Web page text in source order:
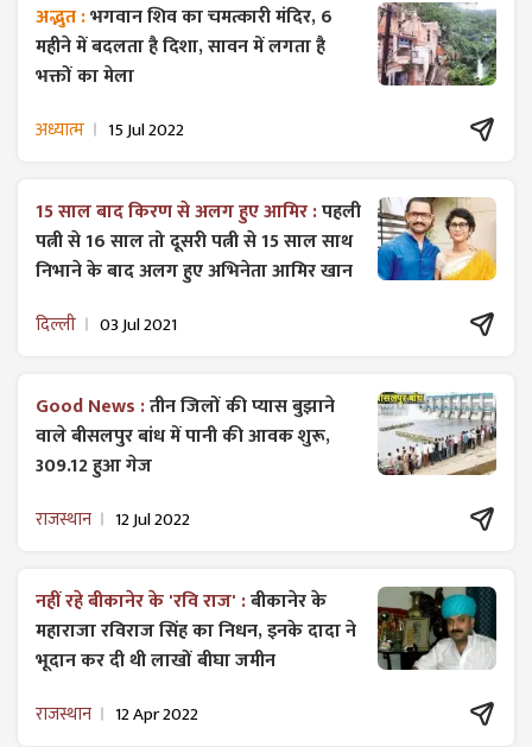
अद्भुत :भगवान शिव का चमत्कारी मंदिर, 6
महीने में बदलता है दिशा, सावन में लगता है
भक्तों का मेला
अध्यात्म 15 Jul 2022
15 साल बाद किरण से अलग हुए आमिर :पहली
पत्नी से 16 साल तो दूसरी पत्नी से 15 साल साथ
निभाने के बाद अलग हुए अभिनेता आमिर खान
दिल्ली 03 Jul 2021
Good News :तीन जिलों की प्यास बुझाने
वाले बीसलपुर बांध में पानी की आवक शुरू,
309.12 हुआ गेज
राजस्थान 12 Jul 2022
नहीं रहे बीकानेर के 'रवि राज' :बीकानेर के
महाराजा रविराज सिंह का निधन, इनके दादा ने
भूदान कर दी थी लाखों बीघा जमीन
राजस्थान 12 Apr 2022